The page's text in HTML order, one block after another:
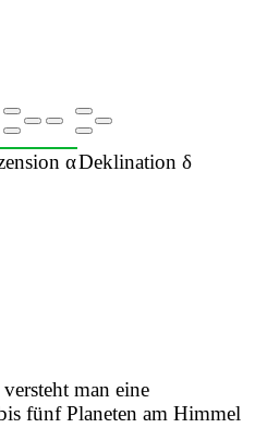
αDeklination δ
versteht man eine
fünf Planeten am Himmel